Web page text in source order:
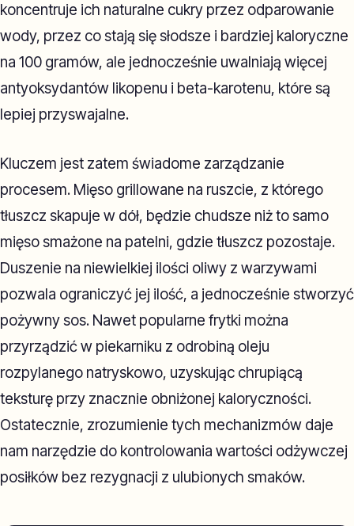
koncentruje ich naturalne cukry przez odparowanie
wody, przez co stają się słodsze i bardziej kaloryczne
na 100 gramów, ale jednocześnie uwalniają więcej
antyoksydantów likopenu i beta-karotenu, które są
lepiej przyswajalne.
Kluczem jest zatem świadome zarządzanie
procesem. Mięso grillowane na ruszcie, z którego
tłuszcz skapuje w dół, będzie chudsze niż to samo
mięso smażone na patelni, gdzie tłuszcz pozostaje.
Duszenie na niewielkiej ilości oliwy z warzywami
pozwala ograniczyć jej ilość, a jednocześnie stworzyć
pożywny sos. Nawet popularne frytki można
przyrządzić w piekarniku z odrobiną oleju
rozpylanego natryskowo, uzyskując chrupiącą
teksturę przy znacznie obniżonej kaloryczności.
Ostatecznie, zrozumienie tych mechanizmów daje
nam narzędzie do kontrolowania wartości odżywczej
posiłków bez rezygnacji z ulubionych smaków.